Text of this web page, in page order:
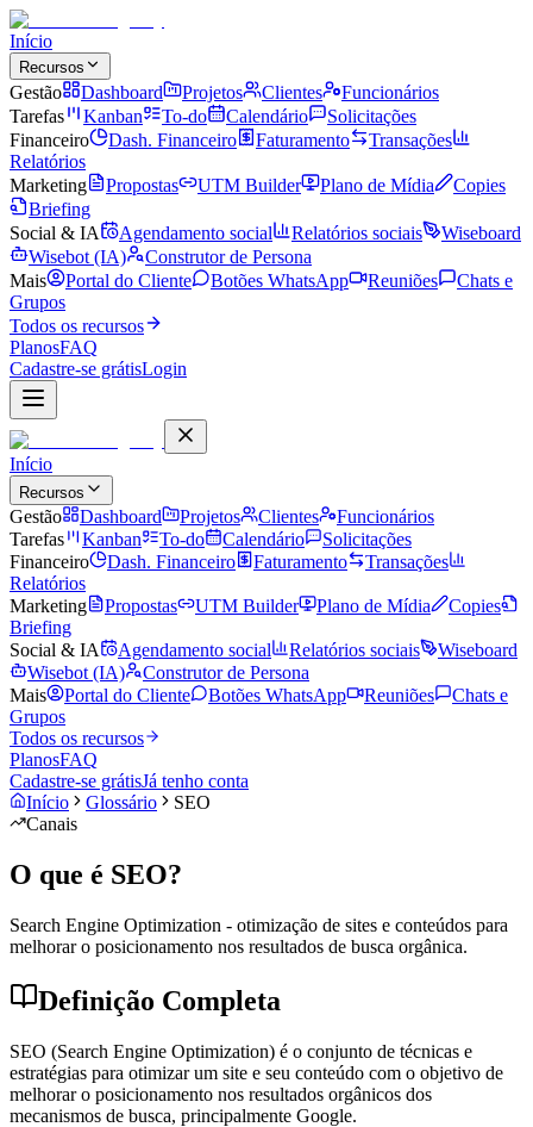
Início
Recursos
Gestão Dashboard Projetos Clientes
Funcionários
Tarefas
Kanban To-do Calendário
Solicitações
Financeiro
Dash. Financeiro Faturamento
Transações
Relatórios
Marketing
Propostas UTM Builder Plano de Mídia
Copies
Briefing
Social & IA
Agendamento social Relatórios sociais
Wiseboard
Wisebot (IA)
Construtor de Persona
Mais
Portal do Cliente Botões WhatsApp Reuniões
Chats e
Grupos
Todos os recursos
PlanosFAQ
Cadastre-se grátisLogin
Início
Recursos
Gestão Dashboard Projetos Clientes
Funcionários
Tarefas
Kanban To-do Calendário
Solicitações
Financeiro
Dash. Financeiro Faturamento
Transações
Relatórios
Marketing
Propostas UTM Builder Plano de Mídia
Copies
Briefing
Social & IA
Agendamento social Relatórios sociais
Wiseboard
Wisebot (IA)
Construtor de Persona
Mais
Portal do Cliente Botões WhatsApp Reuniões
Chats e
Grupos
Todos os recursos
PlanosFAQ
Cadastre-se grátisJá tenho conta
Início
Glossário
SEO
Canais
O que é SEO?
Search Engine Optimization - otimização de sites e conteúdos para
melhorar o posicionamento nos resultados de busca orgânica.
Definição Completa
SEO (Search Engine Optimization) é o conjunto de técnicas e
estratégias para otimizar um site e seu conteúdo com o objetivo de
melhorar o posicionamento nos resultados orgânicos dos
mecanismos de busca, principalmente Google.